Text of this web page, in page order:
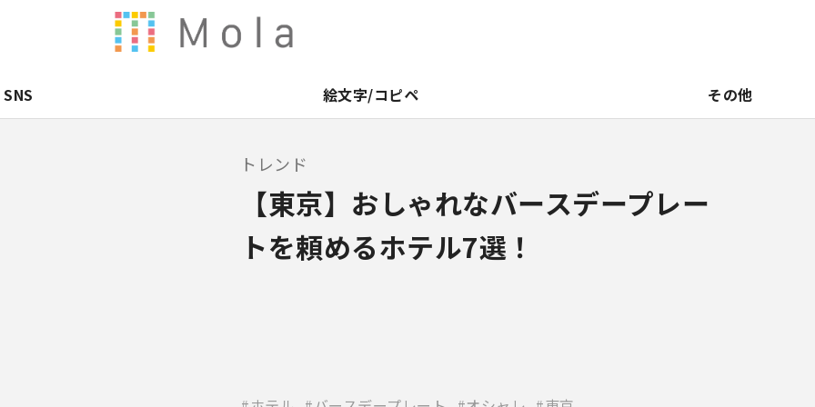
SNS 絵文字/コピペ その他
トレンド
【東京】おしゃれなバースデープレー
トを頼めるホテル7選！